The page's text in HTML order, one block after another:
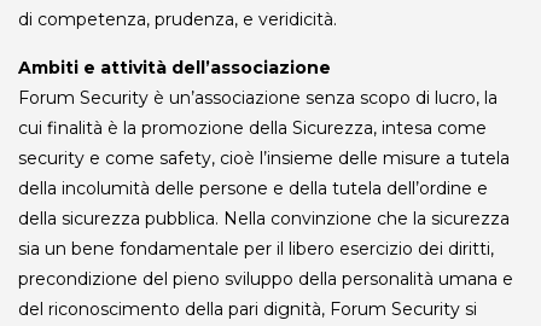
di competenza, prudenza, e veridicità.
Ambiti e attività dell’associazione
Forum Security è un’associazione senza scopo di lucro, la
cui finalità è la promozione della Sicurezza, intesa come
security e come safety, cioè l’insieme delle misure a tutela
della incolumità delle persone e della tutela dell’ordine e
della sicurezza pubblica. Nella convinzione che la sicurezza
sia un bene fondamentale per il libero esercizio dei diritti,
precondizione del pieno sviluppo della personalità umana e
del riconoscimento della pari dignità, Forum Security si